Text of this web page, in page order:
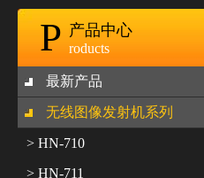
P 产品中心
roducts
最新产品
无线图像发射机系列
> HN-710
> HN-711